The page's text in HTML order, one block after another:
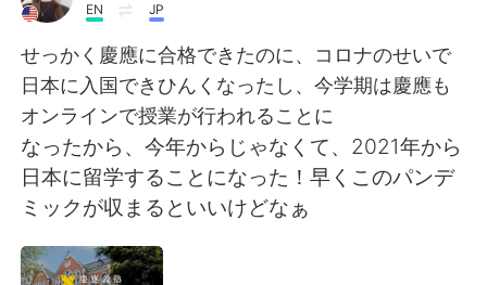
AI Grammar Checker
English
简体中文 繁體中文
Español
EN JP
せっかく慶應に合格できたのに、コロナのせいで
日本に入国できひんくなったし、今学期は慶應も
オンラインで授業が行われることに
なったから、今年からじゃなくて、2021年から
日本に留学することになった！早くこのパンデ
ミックが収まるといいけどなぁ